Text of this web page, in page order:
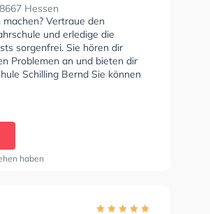
Hessen
Vertraue den
und erledige die
sorgenfrei. Sie hören dir
Problemen an und bieten dir
Schilling Bernd Sie können
haben